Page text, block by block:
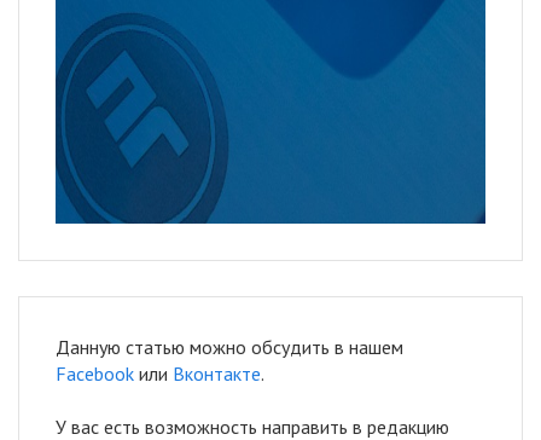
Данную статью можно обсудить в нашем
Facebook или Вконтакте.
У вас есть возможность направить в редакцию